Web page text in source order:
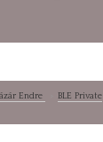
Endre
BLE Private